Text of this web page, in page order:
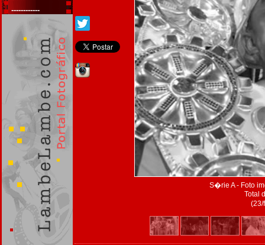
------------
S�rie A - Foto
Total